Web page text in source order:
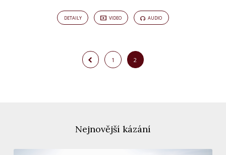
DETAILY VIDEO AUDIO
1 2
Nejnovější kázání